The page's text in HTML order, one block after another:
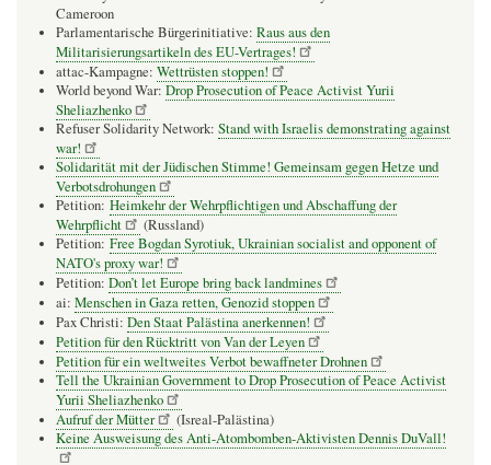
Cameroon
Parlamentarische Bürgerinitiative: Raus aus den
Militarisierungsartikeln des EU-Vertrages!
attac-Kampagne: Wettrüsten stoppen!
World beyond War: Drop Prosecution of Peace Activist Yurii
Sheliazhenko
Refuser Solidarity Network: Stand with Israelis demonstrating against
war!
Solidarität mit der Jüdischen Stimme! Gemeinsam gegen Hetze und
Verbotsdrohungen
Petition: Heimkehr der Wehrpflichtigen und Abschaffung der
Wehrpflicht
(Russland)
Petition: Free Bogdan Syrotiuk, Ukrainian socialist and opponent of
NATO's proxy war!
Petition: Don’t let Europe bring back landmines
ai: Menschen in Gaza retten, Genozid stoppen
Pax Christi: Den Staat Palästina anerkennen!
Petition für den Rücktritt von Van der Leyen
Petition für ein weltweites Verbot bewaffneter Drohnen
Tell the Ukrainian Government to Drop Prosecution of Peace Activist
Yurii Sheliazhenko
Aufruf der Mütter
(Isreal-Palästina)
Keine Ausweisung des Anti-Atombomben-Aktivisten Dennis DuVall!